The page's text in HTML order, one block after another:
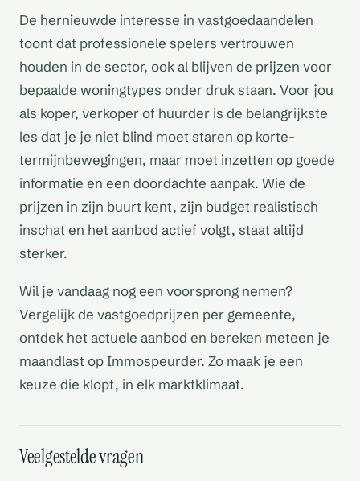
De hernieuwde interesse in vastgoedaandelen
toont dat professionele spelers vertrouwen
houden in de sector, ook al blijven de prijzen voor
bepaalde woningtypes onder druk staan. Voor jou
als koper, verkoper of huurder is de belangrijkste
les dat je je niet blind moet staren op korte-
termijnbewegingen, maar moet inzetten op goede
informatie en een doordachte aanpak. Wie de
prijzen in zijn buurt kent, zijn budget realistisch
inschat en het aanbod actief volgt, staat altijd
sterker.
Wil je vandaag nog een voorsprong nemen?
Vergelijk de vastgoedprijzen per gemeente,
ontdek het actuele aanbod en bereken meteen je
maandlast op Immospeurder. Zo maak je een
keuze die klopt, in elk marktklimaat.
Veelgestelde vragen